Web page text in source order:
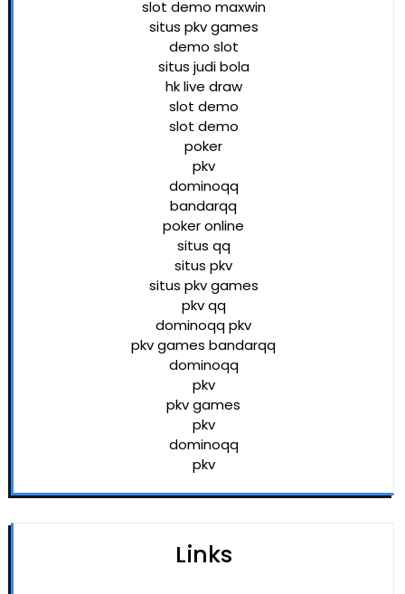
slot demo maxwin
situs pkv games
demo slot
situs judi bola
hk live draw
slot demo
slot demo
poker
pkv
dominoqq
bandarqq
poker online
situs qq
situs pkv
situs pkv games
pkv qq
dominoqq pkv
pkv games bandarqq
dominoqq
pkv
pkv games
pkv
dominoqq
pkv
Links